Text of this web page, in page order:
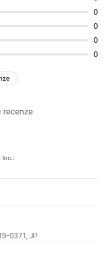
0
0
0
0
recenze
0371, JP